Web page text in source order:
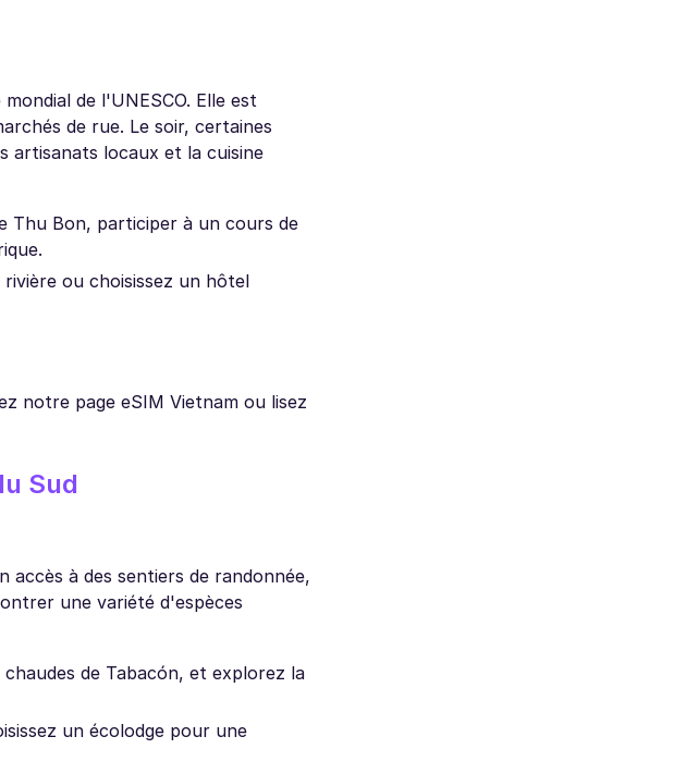
de l'UNESCO. Elle est
de rue. Le soir, certaines
artisanats locaux et la cuisine
Thu Bon, participer à un cours de
ou choisissez un hôtel
notre page eSIM Vietnam ou lisez
Sud
à des sentiers de randonnée,
une variété d'espèces
de Tabacón, et explorez la
un écolodge pour une